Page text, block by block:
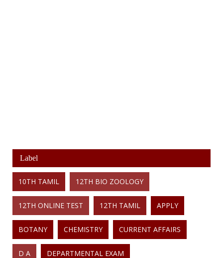
Label
10TH TAMIL 12TH BIO ZOOLOGY
12TH ONLINE TEST 12TH TAMIL APPLY
BOTANY CHEMISTRY CURRENT AFFAIRS
D A DEPARTMENTAL EXAM